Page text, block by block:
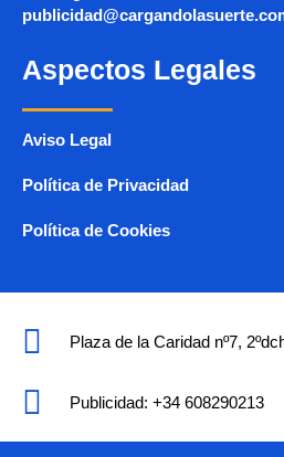
Aspectos Legales
Aviso Legal
Política de Privacidad
Política de Cookies
Plaza de la Caridad nº7,
Publicidad: +34 608290213